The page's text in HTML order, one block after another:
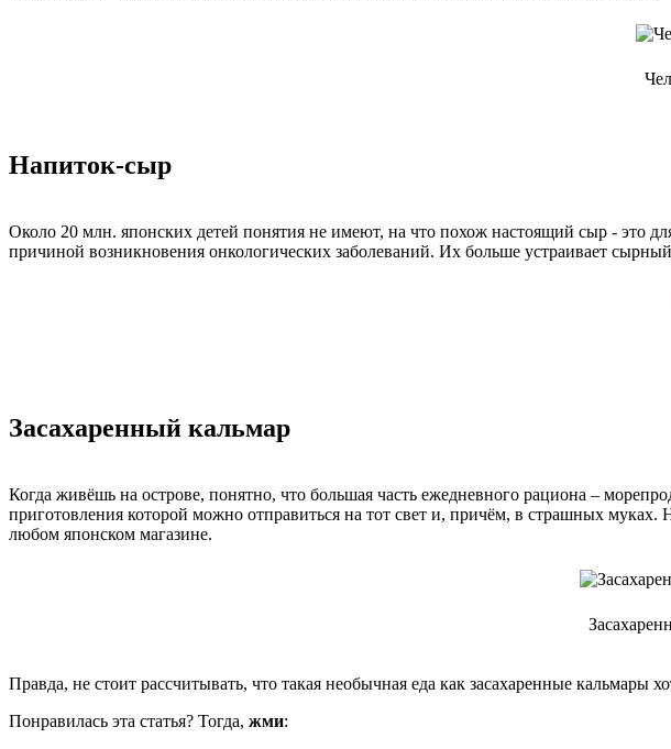
Напиток-сыр
Около 20 млн. японских детей понятия не имеют, на что похож настоящий сыр - это
причиной возникновения онкологических заболеваний. Их больше устраивает
Засахаренный кальмар
Когда живёшь на острове, понятно, что большая часть ежедневного рациона –
приготовления которой можно отправиться на тот свет и, причём, в страшных
любом японском магазине.
Правда, не стоит рассчитывать, что такая необычная еда как засахаренные
Понравилась эта статья? Тогда, жми: